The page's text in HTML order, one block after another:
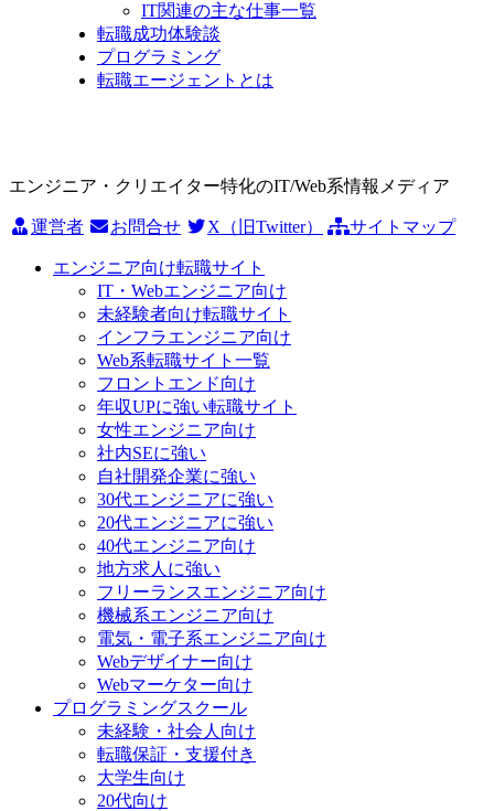
IT関連の主な仕事一覧
転職成功体験談
プログラミング
転職エージェントとは
エンジニア・クリエイター特化のIT/Web系情報メディア
運営者 お問合せ X（旧Twitter） サイトマップ
エンジニア向け転職サイト
IT・Webエンジニア向け
未経験者向け転職サイト
インフラエンジニア向け
Web系転職サイト一覧
フロントエンド向け
年収UPに強い転職サイト
女性エンジニア向け
社内SEに強い
自社開発企業に強い
30代エンジニアに強い
20代エンジニアに強い
40代エンジニア向け
地方求人に強い
フリーランスエンジニア向け
機械系エンジニア向け
電気・電子系エンジニア向け
Webデザイナー向け
Webマーケター向け
プログラミングスクール
未経験・社会人向け
転職保証・支援付き
大学生向け
20代向け